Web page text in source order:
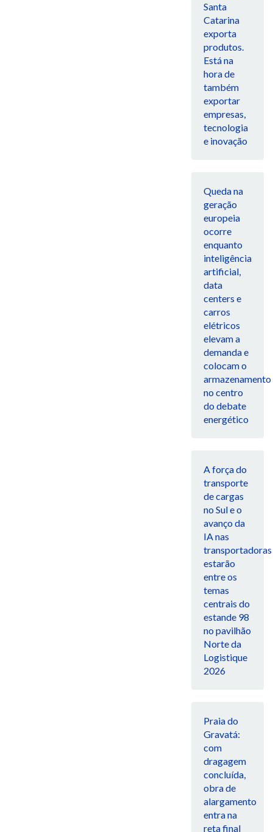
Santa
Catarina
exporta
produtos.
Está na
hora de
também
exportar
empresas,
tecnologia
e inovação
Queda na
geração
europeia
ocorre
enquanto
inteligência
artificial,
data
centers e
carros
elétricos
elevam a
demanda e
colocam o
armazenamento
no centro
do debate
energético
A força do
transporte
de cargas
no Sul e o
avanço da
IA nas
transportadoras
estarão
entre os
temas
centrais do
estande 98
no pavilhão
Norte da
Logistique
2026
Praia do
Gravatá:
com
dragagem
concluída,
obra de
alargamento
entra na
reta final